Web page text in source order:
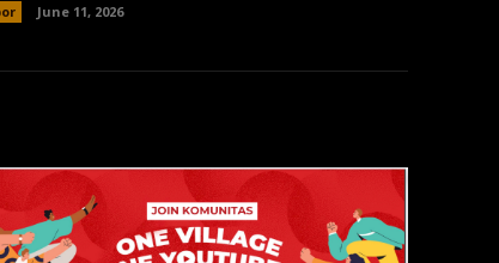
June 11, 2026